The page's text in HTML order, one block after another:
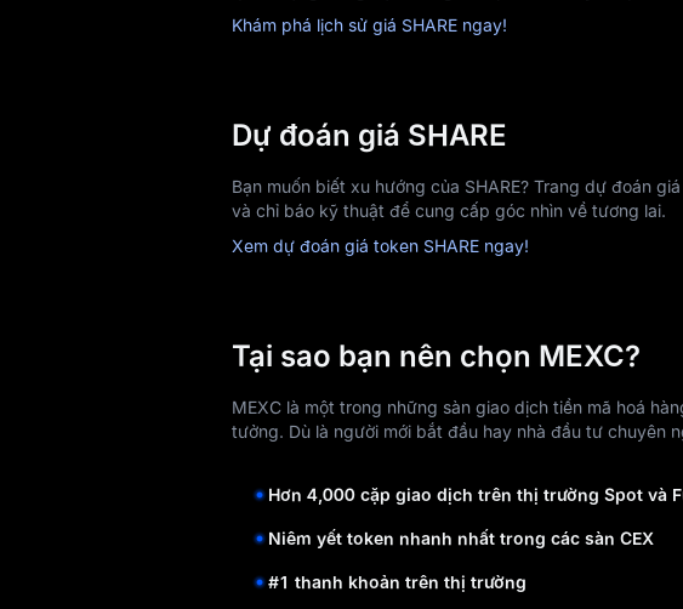
Khám phá lịch sử giá SHARE ngay!
Dự đoán giá SHARE
Bạn muốn biết xu hướng của SHARE? Trang dự đoán
và chỉ báo kỹ thuật để cung cấp góc nhìn về tương lai.
Xem dự đoán giá token SHARE ngay!
Tại sao bạn nên chọn MEXC?
MEXC là một trong những sàn giao dịch tiền mã hoá
tưởng. Dù là người mới bắt đầu hay nhà đầu tư chuyên
Hơn 4,000 cặp giao dịch trên thị trường Spot và
Niêm yết token nhanh nhất trong các sàn CEX
#1 thanh khoản trên thị trường